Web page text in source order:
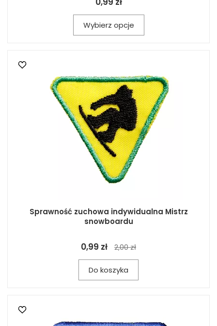
Wybierz opcje
Sprawność zuchowa indywidualna Mistrz
snowboardu
0,99 zł 2,00 zł
Do koszyka